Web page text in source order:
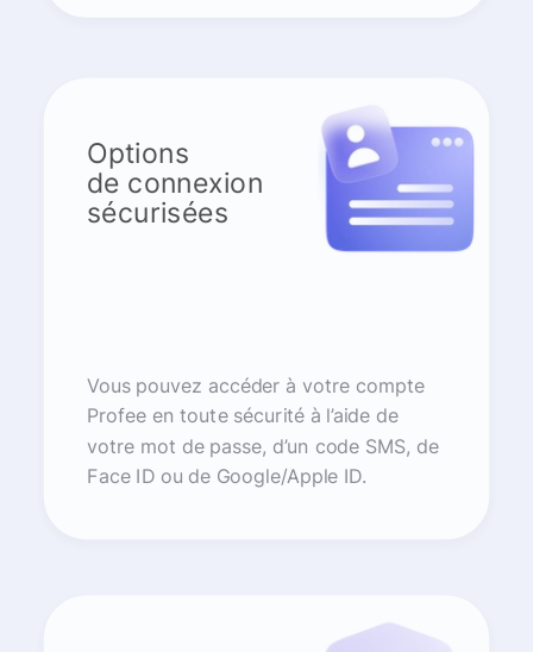
Options
de connexion
sécurisées
Vous pouvez accéder à votre compte
Profee en toute sécurité à l’aide de
votre mot de passe, d’un code SMS, de
Face ID ou de Google/Apple ID.